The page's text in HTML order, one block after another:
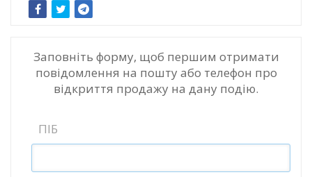
Заповніть форму, щоб першим отримати
повідомлення на пошту або телефон про
відкриття продажу на дану подію.
ПІБ